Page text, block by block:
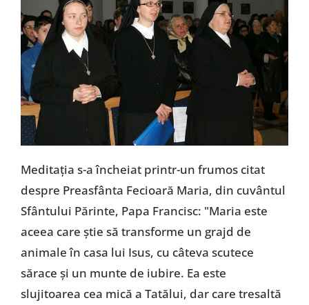
Meditaţia s-a încheiat printr-un frumos citat
despre Preasfânta Fecioară Maria, din cuvântul
Sfântului Părinte, Papa Francisc: "Maria este
aceea care ştie să transforme un grajd de
animale în casa lui Isus, cu câteva scutece
sărace şi un munte de iubire. Ea este
slujitoarea cea mică a Tatălui, dar care tresaltă